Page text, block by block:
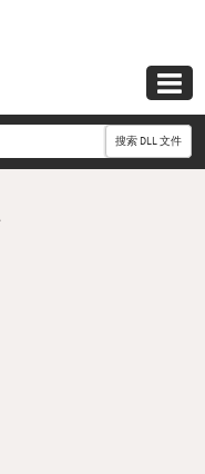

搜索 DLL 文件